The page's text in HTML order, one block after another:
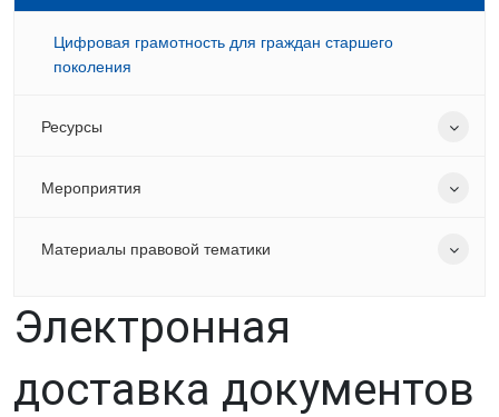
Цифровая грамотность для граждан старшего
поколения
Ресурсы
Мероприятия
Материалы правовой тематики
Электронная
доставка документов